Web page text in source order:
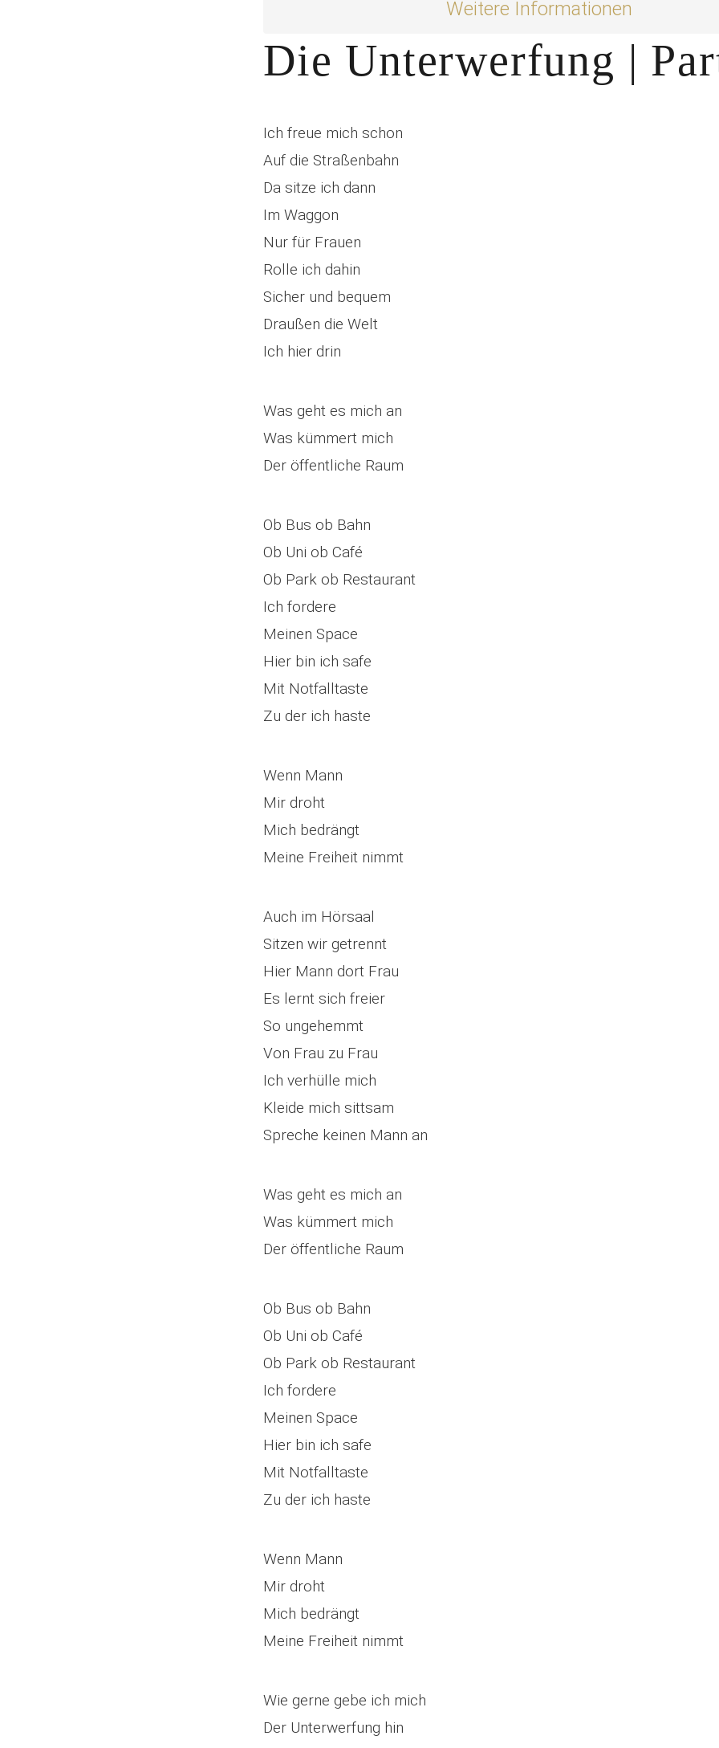
Weitere Informationen
Die Unterwerfung |
Ich freue mich schon
Auf die Straßenbahn
Da sitze ich dann
Im Waggon
Nur für Frauen
Rolle ich dahin
Sicher und bequem
Draußen die Welt
Ich hier drin
Was geht es mich an
Was kümmert mich
Der öffentliche Raum
Ob Bus ob Bahn
Ob Uni ob Café
Ob Park ob Restaurant
Ich fordere
Meinen Space
Hier bin ich safe
Mit Notfalltaste
Zu der ich haste
Wenn Mann
Mir droht
Mich bedrängt
Meine Freiheit nimmt
Auch im Hörsaal
Sitzen wir getrennt
Hier Mann dort Frau
Es lernt sich freier
So ungehemmt
Von Frau zu Frau
Ich verhülle mich
Kleide mich sittsam
Spreche keinen Mann an
Was geht es mich an
Was kümmert mich
Der öffentliche Raum
Ob Bus ob Bahn
Ob Uni ob Café
Ob Park ob Restaurant
Ich fordere
Meinen Space
Hier bin ich safe
Mit Notfalltaste
Zu der ich haste
Wenn Mann
Mir droht
Mich bedrängt
Meine Freiheit nimmt
Wie gerne gebe ich mich
Der Unterwerfung hin